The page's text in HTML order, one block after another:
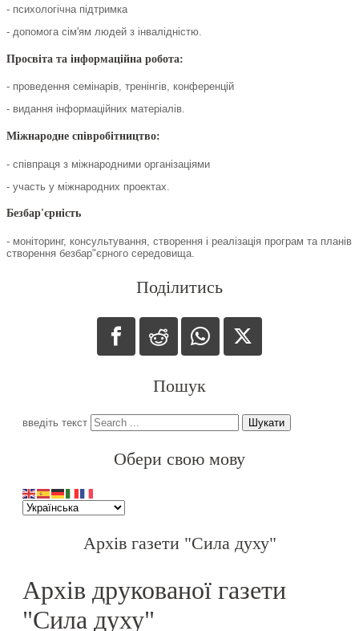
- психологічна підтримка
- допомога сім'ям людей з інвалідністю.
Просвіта та інформаційна робота:
- проведення семінарів, тренінгів, конференцій
- видання інформаційних матеріалів.
Міжнародне співробітництво:
- співпраця з міжнародними організаціями
- участь у міжнародних проектах.
Безбар'єрність
- моніторинг, консультування, створення і реалізація програм та планів
створення безбар"єрного середовища.
Поділитись
Пошук
введіть текст Шукати
Обери свою мову
Архів газети "Сила духу"
Архів друкованої газети
"Сила духу"